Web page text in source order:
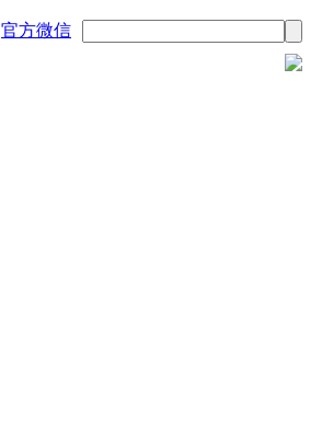
官方微信